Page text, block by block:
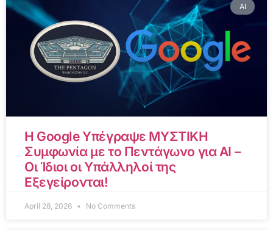
AI
Η Google Υπέγραψε ΜΥΣΤΙΚΗ
Συμφωνία με το Πεντάγωνο για AI –
Οι Ίδιοι οι Υπάλληλοί της
Εξεγείρονται!
April 28, 2026 No Comments